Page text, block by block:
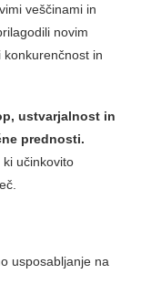
veščinami in
novim
in
ustvarjalnost in
prednosti.
učinkovito
usposabljanje na